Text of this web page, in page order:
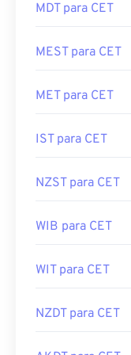
MDT para CET
MEST para CET
MET para CET
IST para CET
NZST para CET
WIB para CET
WIT para CET
NZDT para CET